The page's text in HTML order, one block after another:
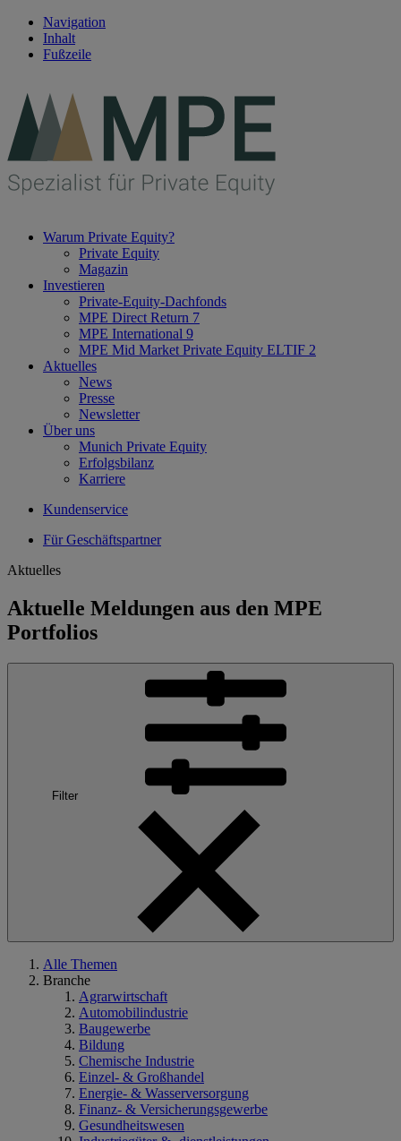
Navigation
Inhalt
Fußzeile
Warum Private Equity?
Private Equity
Magazin
Investieren
Private-Equity-Dachfonds
MPE Direct Return 7
MPE International 9
MPE Mid Market Private Equity ELTIF 2
Aktuelles
News
Presse
Newsletter
Über uns
Munich Private Equity
Erfolgsbilanz
Karriere
Kundenservice
Für Geschäftspartner
Aktuelles
Aktuelle Meldungen aus den MPE
Portfolios
Filter
Alle Themen
Branche
Agrarwirtschaft
Automobilindustrie
Baugewerbe
Bildung
Chemische Industrie
Einzel- & Großhandel
Energie- & Wasserversorgung
Finanz- & Versicherungsgewerbe
Gesundheitswesen